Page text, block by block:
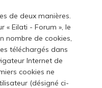
de deux manières.
« Eilati - Forum », le
nombre de cookies,
téléchargés dans
Internet de
cookies ne
(désigné ci-